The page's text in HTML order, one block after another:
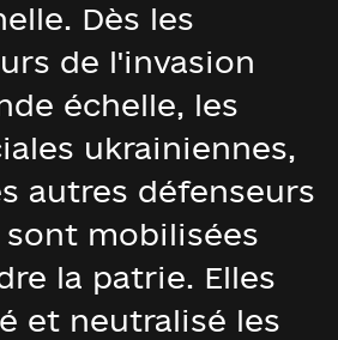
Dès les
de l'invasion
échelle, les
ukrainiennes,
autres défenseurs
sont mobilisées
la patrie. Elles
et neutralisé les